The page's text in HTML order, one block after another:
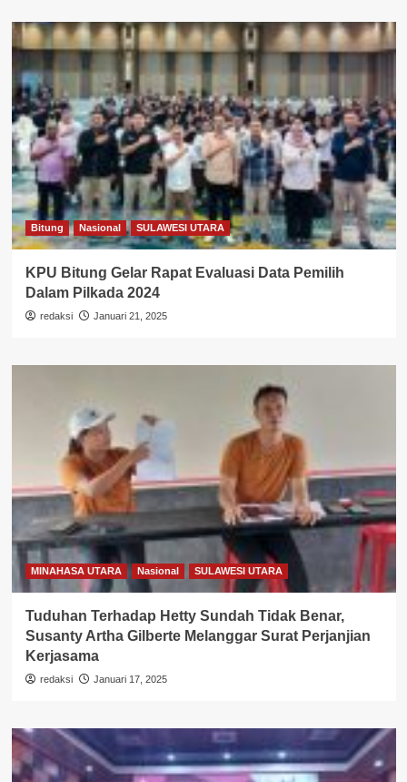
Bitung Nasional SULAWESI UTARA
KPU Bitung Gelar Rapat Evaluasi Data Pemilih
Dalam Pilkada 2024
redaksi Januari 21, 2025
MINAHASA UTARA Nasional SULAWESI UTARA
Tuduhan Terhadap Hetty Sundah Tidak Benar,
Susanty Artha Gilberte Melanggar Surat Perjanjian
Kerjasama
redaksi Januari 17, 2025